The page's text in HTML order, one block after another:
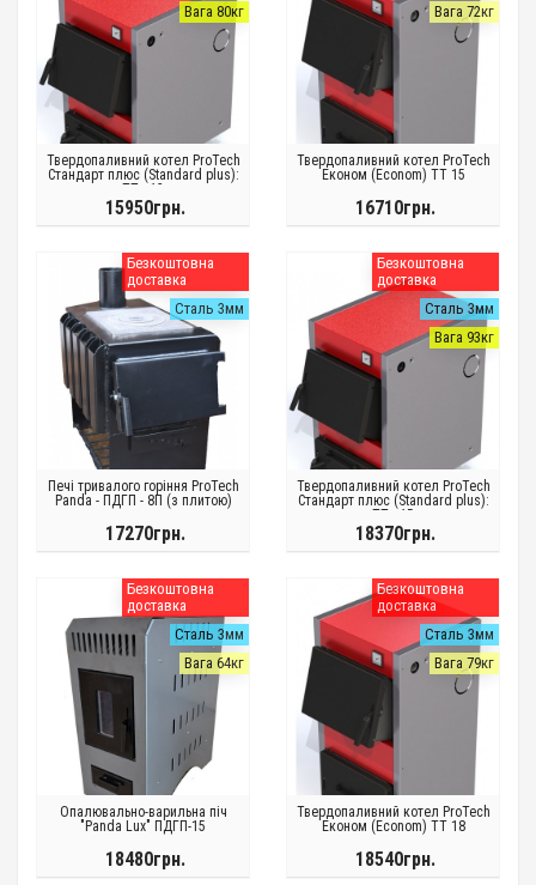
Вага 80кг
Твердопаливний котел ProTech
Стандарт плюс (Standard plus):
ТТ - 12
15950грн.
Вага 72кг
Твердопаливний котел ProTech
Економ (Econom) TT 15
16710грн.
Безкоштовна
доставка
Сталь 3мм
Печі тривалого горіння ProTech
Panda - ПДГП - 8П (з плитою)
17270грн.
Безкоштовна
доставка
Сталь 3мм
Вага 93кг
Твердопаливний котел ProTech
Стандарт плюс (Standard plus):
ТТ - 15
18370грн.
Безкоштовна
доставка
Сталь 3мм
Вага 64кг
Опалювально-варильна піч
"Panda Lux" ПДГП-15
18480грн.
Безкоштовна
доставка
Сталь 3мм
Вага 79кг
Твердопаливний котел ProTech
Економ (Econom) TT 18
18540грн.